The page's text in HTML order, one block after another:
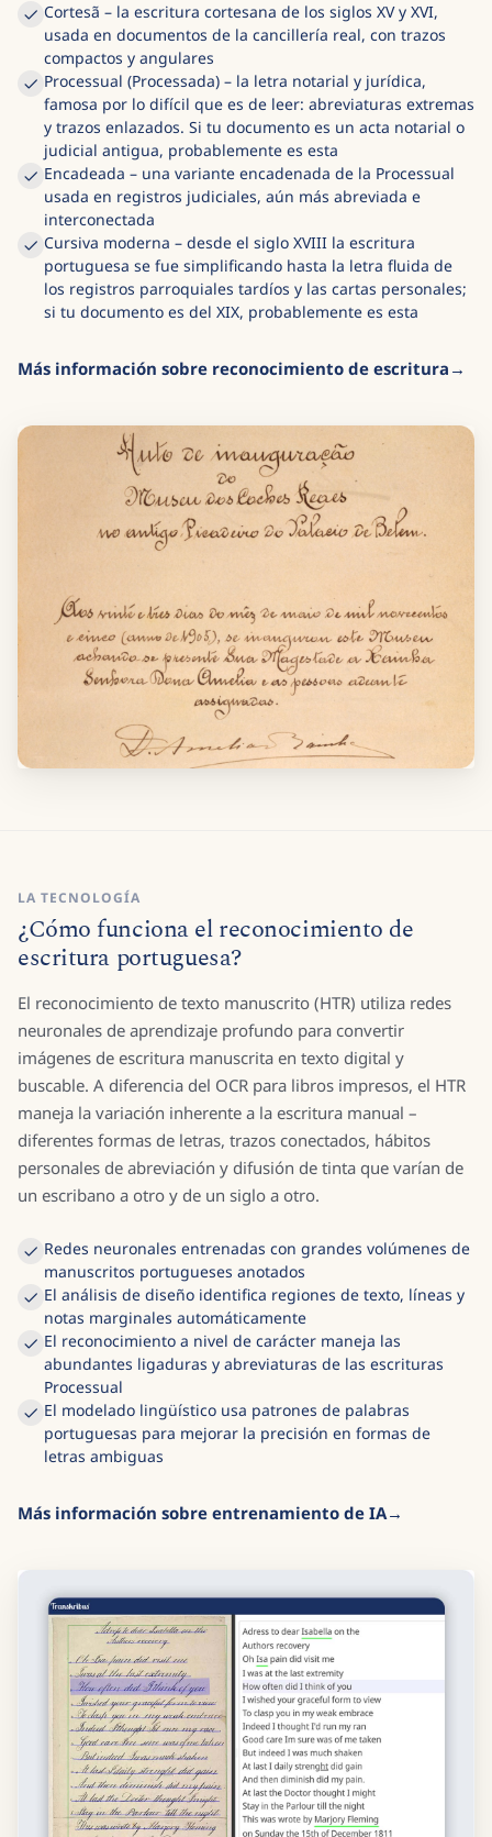
Cortesã – la escritura cortesana de los siglos XV y XVI,
usada en documentos de la cancillería real, con trazos
compactos y angulares
Processual (Processada) – la letra notarial y jurídica,
famosa por lo difícil que es de leer: abreviaturas extremas
y trazos enlazados. Si tu documento es un acta notarial o
judicial antigua, probablemente es esta
Encadeada – una variante encadenada de la Processual
usada en registros judiciales, aún más abreviada e
interconectada
Cursiva moderna – desde el siglo XVIII la escritura
portuguesa se fue simplificando hasta la letra fluida de
los registros parroquiales tardíos y las cartas personales;
si tu documento es del XIX, probablemente es esta
Más información sobre reconocimiento de escritura
LA TECNOLOGÍA
¿Cómo funciona el reconocimiento de
escritura portuguesa?
El reconocimiento de texto manuscrito (HTR) utiliza redes
neuronales de aprendizaje profundo para convertir
imágenes de escritura manuscrita en texto digital y
buscable. A diferencia del OCR para libros impresos, el HTR
maneja la variación inherente a la escritura manual –
diferentes formas de letras, trazos conectados, hábitos
personales de abreviación y difusión de tinta que varían de
un escribano a otro y de un siglo a otro.
Redes neuronales entrenadas con grandes volúmenes de
manuscritos portugueses anotados
El análisis de diseño identifica regiones de texto, líneas y
notas marginales automáticamente
El reconocimiento a nivel de carácter maneja las
abundantes ligaduras y abreviaturas de las escrituras
Processual
El modelado lingüístico usa patrones de palabras
portuguesas para mejorar la precisión en formas de
letras ambiguas
Más información sobre entrenamiento de IA